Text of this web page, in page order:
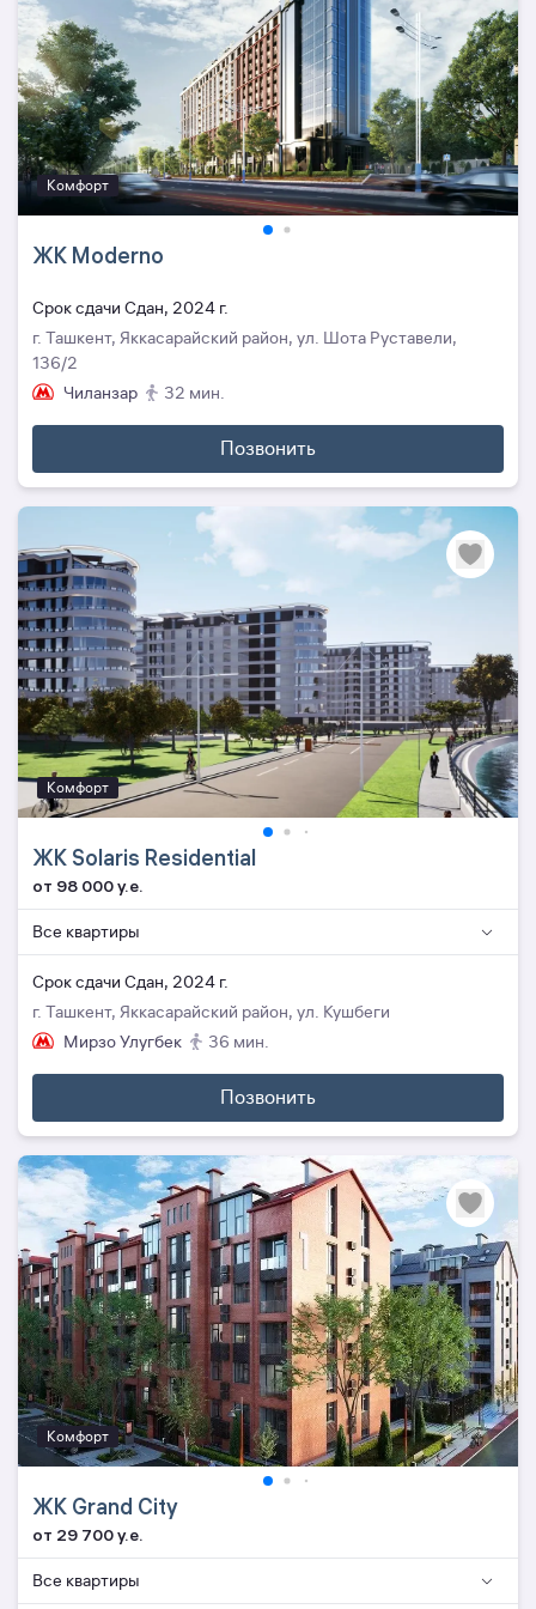
Комфорт
ЖК Moderno
Cрок сдачи Сдан, 2024 г.
г. Ташкент, Яккасарайский район, ул. Шота Руставели,
136/2
Чиланзар
32 мин.
Позвонить
Комфорт
ЖК Solaris Residential
от 98 000 y.e.
Все квартиры
Cрок сдачи Сдан, 2024 г.
г. Ташкент, Яккасарайский район, ул. Кушбеги
Мирзо Улугбек
36 мин.
Позвонить
Комфорт
ЖК Grand City
от 29 700 y.e.
Все квартиры